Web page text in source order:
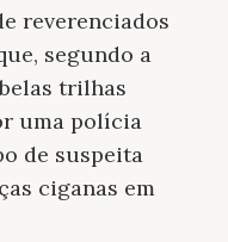
reverenciados
segundo a
trilhas
uma polícia
de suspeita
ciganas em